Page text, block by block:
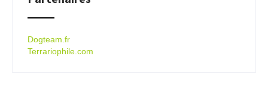
Dogteam.fr
Terrariophile.com